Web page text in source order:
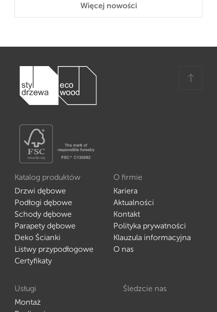
Więcej nowości
Katalog produktów
Drzwi dębowe
Podłogi dębowe
Schody dębowe
Parapety dębowe
Deko Ścianki
Listwy przypodłogowe
Certyfikaty
O firmie
Kariera
Aktualności
Kontakt
Polityka prywatności
Klauzula informacyjna
O nas
Usługi
Montaż
Śledzcie nas